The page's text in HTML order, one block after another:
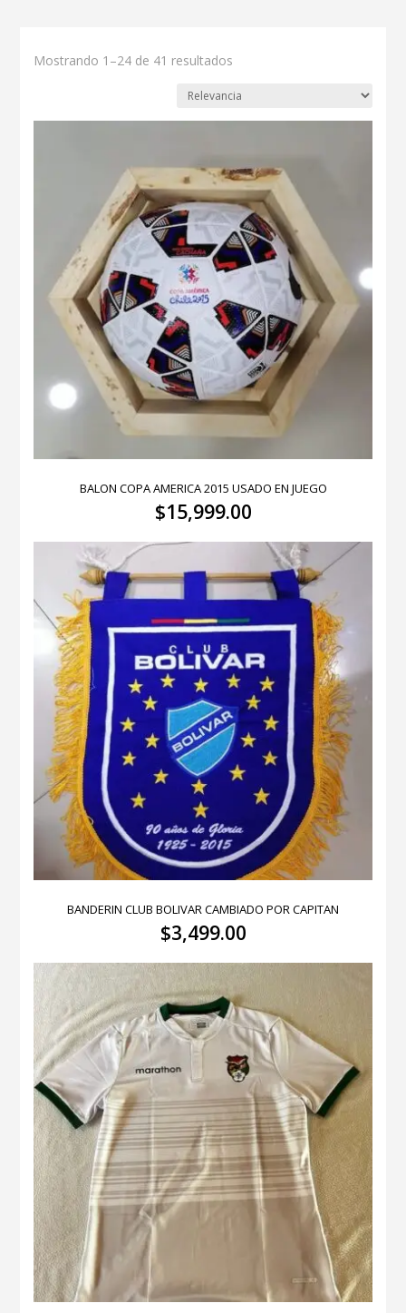
Mostrando 1–24 de 41 resultados
BALON COPA AMERICA 2015 USADO EN JUEGO
$15,999.00
BANDERIN CLUB BOLIVAR CAMBIADO POR CAPITAN
$3,499.00